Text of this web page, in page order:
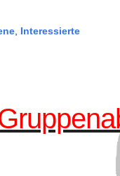
, Interessierte